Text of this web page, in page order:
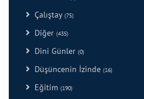
Çalıştay (75)
Diğer (435)
Dini Günler (0)
Düşüncenin İzinde (16)
Eğitim (190)